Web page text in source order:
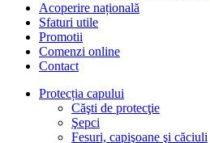
Acoperire națională
Sfaturi utile
Promotii
Comenzi online
Contact
Protecția capului
Căşti de protecţie
Şepci
Fesuri, capişoane şi căciuli